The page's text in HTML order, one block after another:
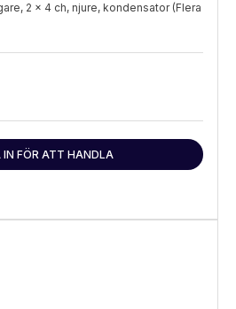
2 x 4 ch, njure, kondensator (Flera
IN FÖR ATT HANDLA